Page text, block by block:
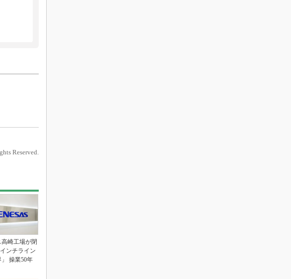
Reserved.
崎工場が閉
ンチライン
操業50年